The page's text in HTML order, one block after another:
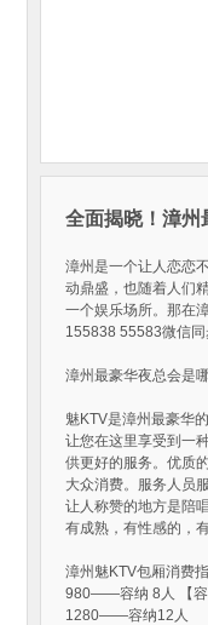
全面揭晓！漳州
漳州是一个让人恋恋
动鼎盛，也随着人们
一个娱乐场所。那在
155838 55583微信
漳州最豪华夜总会是
魅KTV是漳州最豪华
让您在这里享受到一
供更好的服务。优质
大众消费。服务人员
让人称赞的地方是陪
有成熟，有性感的，
漳州魅KTV包厢消费
980——容纳 8人 【容
1280——容纳12人